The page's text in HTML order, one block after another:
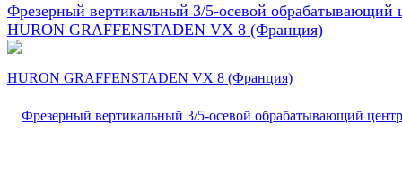
Фрезерный вертикальный 3/5-осевой обрабатывающий
HURON GRAFFENSTADEN VX 8 (Франция)